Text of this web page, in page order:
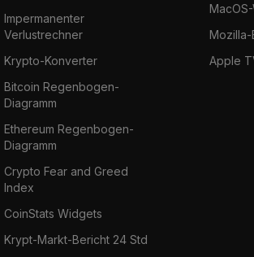
Impermanenter
Verlustrechner
Krypto-Konverter
Bitcoin Regenbogen-
Diagramm
Ethereum Regenbogen-
Diagramm
Crypto Fear and Greed
Index
CoinStats Widgets
Krypt-Markt-Bericht 24 Std
Mozilla-
Apple